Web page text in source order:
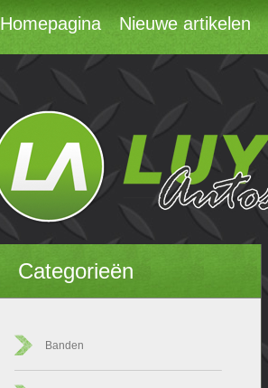
Homepagina Nieuwe artikelen
Categorieën
Banden